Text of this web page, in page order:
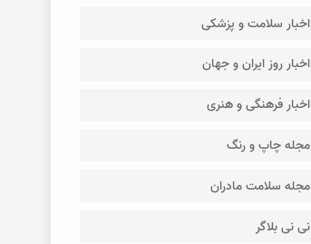
اخبار سلامت و پزشکی
اخبار روز ایران و جهان
اخبار فرهنگی و هنری
مجله چاپ و رنگ
مجله سلامت مادران
نی نی بلاگر